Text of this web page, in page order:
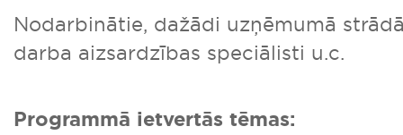
Nodarbinātie, dažādi uzņēmumā
darba aizsardzības speciālisti u.c.
Programmā ietvertās tēmas: